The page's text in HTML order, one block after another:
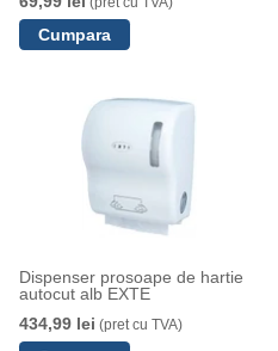
Dispenser prosoape de hartie
autocut alb EXTE
434,99 lei (pret cu TVA)